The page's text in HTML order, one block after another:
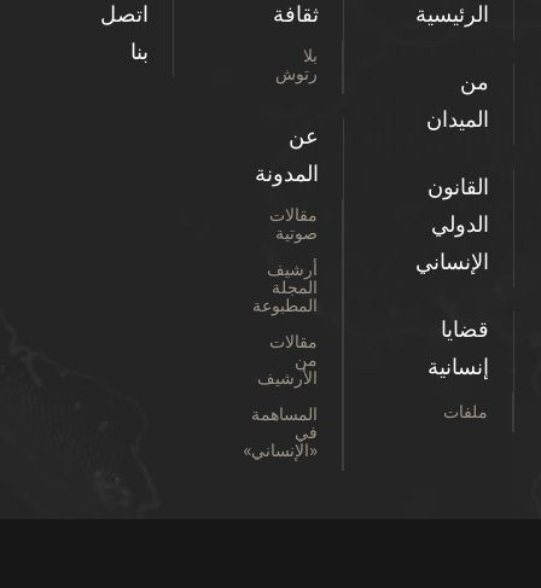
الرئيسية
من
الميدان
القانون
الدولي
الإنساني
قضايا
إنسانية
ملفات
ثقافة
بلا
رتوش
عن
المدونة
مقالات
صوتية
أرشيف
المجلة
المطبوعة
مقالات
من
الأرشيف
المساهمة
في
«الإنساني»
اتصل
بنا